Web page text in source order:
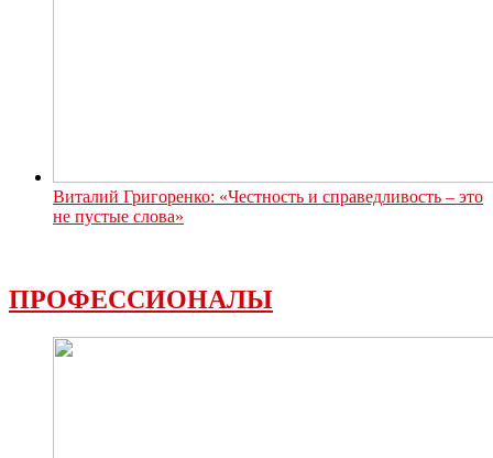
Виталий Григоренко: «Честность и справедливость – это
не пустые слова»
ПРОФЕССИОНАЛЫ